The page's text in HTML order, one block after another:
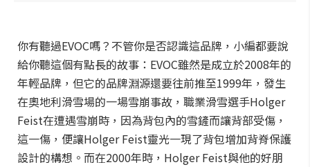
你有聽過EVOC嗎？不管你是否認識這品牌，小編都要說
給你聽這個有點長的故事：EVOC雖然是成立於2008年的
年輕品牌，但它的品牌淵源還要往前推至1999年，發生
在奧地利滑雪場的一場雪崩事故，職業滑雪選手Holger
Feist在遭遇雪崩時，因為背包內的雪鏟而讓背部受傷，
這一傷，便讓Holger Feist靈光一現了背包增加背脊保護
設計的構想。而在2000年時，Holger Feist與他的好朋